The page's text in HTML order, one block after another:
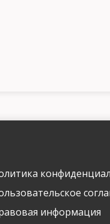
информация
фамилия